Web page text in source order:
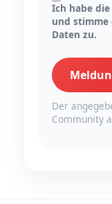
Ich habe die
und
Daten zu.
Der
Community